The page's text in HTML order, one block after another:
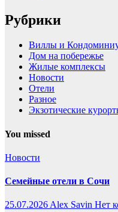
Рубрики
Виллы и
Дом на побережье
Жилые комплексы
Новости
Отели
Разное
Экзотические
You missed
Новости
Семейные отели в Сочи
25.07.2026Alex Savin Нет